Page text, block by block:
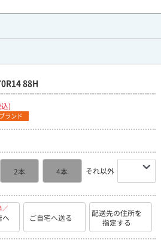
88H
)
ランド
2本 4本 それ以外
／
へ
ご自宅へ送る
配送先の住所を
指定する